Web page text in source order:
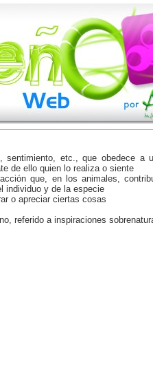
sentimiento, etc., que obedece a
de ello quien lo realiza o siente
que, en los animales,
individuo y de la especie
o apreciar ciertas cosas
referido a inspiraciones